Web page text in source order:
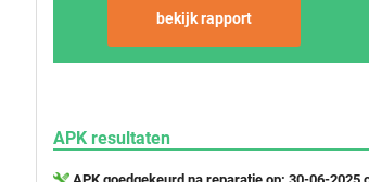
bekijk rapport
APK resultaten